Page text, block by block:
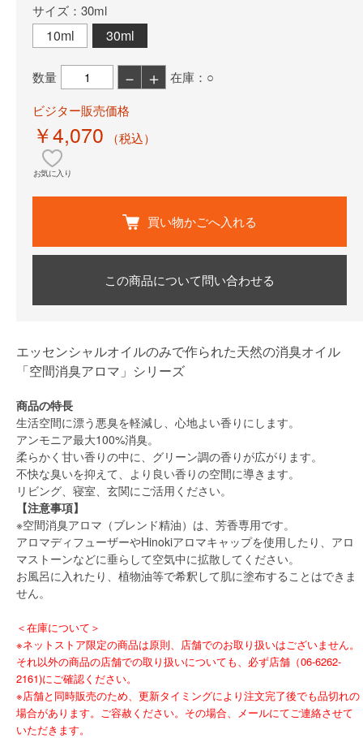
サイズ：30ml
10ml 30ml
数量 － ＋
在庫：○
ビジター販売価格
￥4,070 （税込）
お気に入り
買い物かごへ入れる
この商品について問い合わせる
エッセンシャルオイルのみで作られた天然の消臭オイル
「空間消臭アロマ」シリーズ
商品の特長
生活空間に漂う悪臭を軽減し、心地よい香りにします。
アンモニア最大100%消臭。
柔らかく甘い香りの中に、グリーン調の香りが広がります。
不快な臭いを抑えて、より良い香りの空間に導きます。
リビング、寝室、玄関にご活用ください。
【注意事項】
※空間消臭アロマ（ブレンド精油）は、芳香専用です。
アロマディフューザーやHinokiアロマキャップを使用したり、アロ
マストーンなどに垂らして空気中に拡散してください。
お風呂に入れたり、植物油等で希釈して肌に塗布することはできま
せん。
＜在庫について＞
※ネットストア限定の商品は原則、店舗でのお取り扱いはございません。
それ以外の商品の店舗での取り扱いについても、必ず店舗（06-6262-
2161)にご確認ください。
※店舗と同時販売のため、更新タイミングにより注文完了後でも品切れの
場合があります。ご容赦ください。その場合、メールにてご連絡させて
いただきます。